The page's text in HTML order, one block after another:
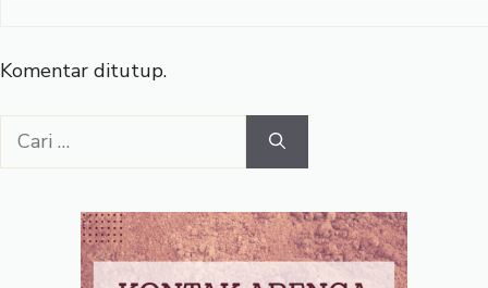
Komentar ditutup.
Cari